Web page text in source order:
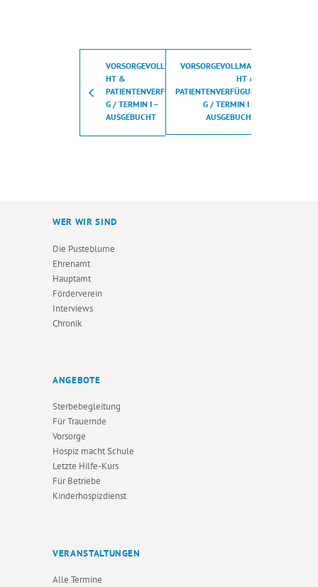
VORSORGEVOLLMAC
HT &
PATIENTENVERFÜGUN
G / TERMIN I –
AUSGEBUCHT
VORSORGEVOLLMAC
HT &
PATIENTENVERFÜGUN
G / TERMIN I –
AUSGEBUCHT
WER WIR SIND
Die Pusteblume
Ehrenamt
Hauptamt
Förderverein
Interviews
Chronik
ANGEBOTE
Sterbebegleitung
Für Trauernde
Vorsorge
Hospiz macht Schule
Letzte Hilfe-Kurs
Für Betriebe
Kinderhospizdienst
VERANSTALTUNGEN
Alle Termine